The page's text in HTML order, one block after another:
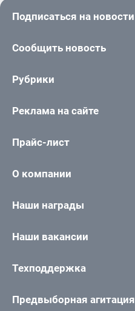
Подписаться на новости
Сообщить новость
Рубрики
Реклама на сайте
Прайс-лист
О компании
Наши награды
Наши вакансии
Техподдержка
Предвыборная агитация